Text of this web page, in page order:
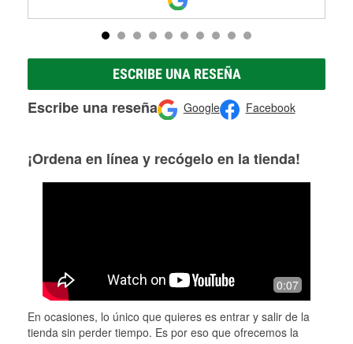
ESCRIBE UNA RESEÑA
Escribe una reseña Google Facebook
¡Ordena en línea y recógelo en la tienda!
0:07
En ocasiones, lo único que quieres es entrar y salir de la
tienda sin perder tiempo. Es por eso que ofrecemos la